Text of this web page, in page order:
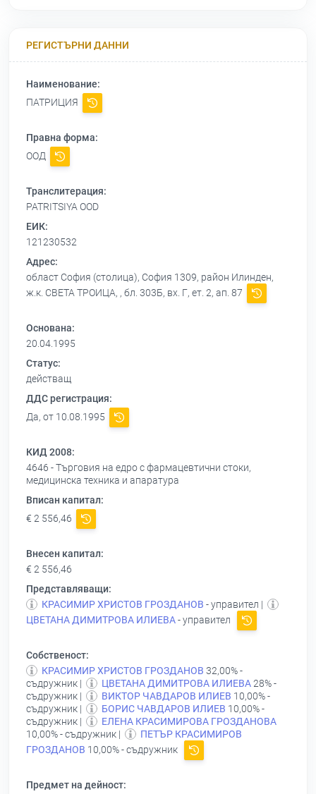
РЕГИСТЪРНИ ДАННИ
Наименование:
ПАТРИЦИЯ
Правна форма:
ООД
Транслитерация:
PATRITSIYA OOD
ЕИК:
121230532
Адрес:
област София (столица), София 1309, район Илинден,
ж.к. СВЕТА ТРОИЦА, , бл. 303Б, вх. Г, ет. 2, ап. 87
Основана:
20.04.1995
Статус:
действащ
ДДС регистрация:
Да, от 10.08.1995
КИД 2008:
4646 - Търговия на едро с фармацевтични стоки,
медицинска техника и апаратура
Вписан капитал:
€ 2 556,46
Внесен капитал:
€ 2 556,46
Представляващи:
КРАСИМИР ХРИСТОВ ГРОЗДАНОВ - управител |
ЦВЕТАНА ДИМИТРОВА ИЛИЕВА- управител
Собственост:
КРАСИМИР ХРИСТОВ ГРОЗДАНОВ 32,00% -
съдружник |
ЦВЕТАНА ДИМИТРОВА ИЛИЕВА28% -
съдружник |
ВИКТОР ЧАВДАРОВ ИЛИЕВ 10,00% -
съдружник |
БОРИС ЧАВДАРОВ ИЛИЕВ 10,00% -
съдружник |
ЕЛЕНА КРАСИМИРОВА ГРОЗДАНОВА
10,00% - съдружник |
ПЕТЪР КРАСИМИРОВ
ГРОЗДАНОВ 10,00% - съдружник
Предмет на дейност: